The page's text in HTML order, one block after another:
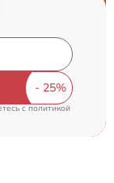
cполитикой